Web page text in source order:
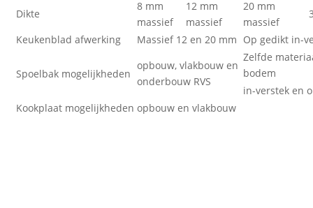
Dikte
8 mm
massief
12 mm
massief
20 mm
massief
Keukenblad afwerking
Massief 12 en 20 mm Op gedikt in-
Spoelbak mogelijkheden
opbouw, vlakbouw en
onderbouw RVS
Zelfde
bodem
in-verstek en
Kookplaat mogelijkheden opbouw en vlakbouw